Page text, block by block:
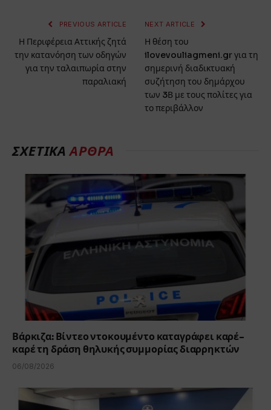
PREVIOUS ARTICLE
Η Περιφέρεια Αττικής ζητά
την κατανόηση των οδηγών
για την ταλαιπωρία στην
παραλιακή
NEXT ARTICLE
Η θέση του
ilovevouliagmeni.gr για τη
σημερινή διαδικτυακή
συζήτηση του δημάρχου
των 3Β με τους πολίτες για
το περιβάλλον
ΣΧΕΤΙΚΑΑΡΘΡΑ
Βάρκιζα: Βίντεο ντοκουμέντο καταγράφει καρέ-
καρέ τη δράση θηλυκής συμμορίας διαρρηκτών
06/08/2026